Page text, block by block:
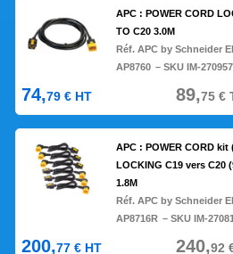
APC : POWER CORD
TO C20 3.0M
Réf. APC by Schneider
AP8760 – SKU IM-
74,79 € HT 89,75€
APC : POWER CORD kit
LOCKING C19 vers C20
1.8M
Réf. APC by Schneider
AP8716R – SKU IM-
200,77 € HT 240,92